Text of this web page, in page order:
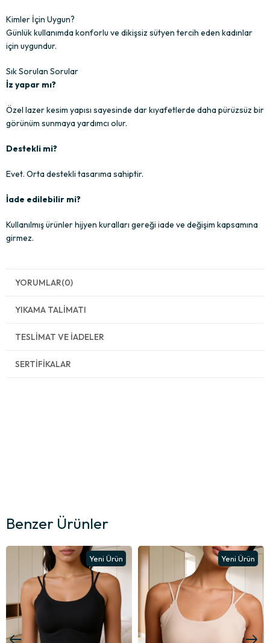
Kimler İçin Uygun?
Günlük kullanımda konforlu ve dikişsiz sütyen tercih eden kadınlar
için uygundur.
Sık Sorulan Sorular
İz yapar mı?
Özel lazer kesim yapısı sayesinde dar kıyafetlerde daha pürüzsüz bir
görünüm sunmaya yardımcı olur.
Destekli mi?
Evet. Orta destekli tasarıma sahiptir.
İade edilebilir mi?
Kullanılmış ürünler hijyen kuralları gereği iade ve değişim kapsamına
girmez.
YORUMLAR(0)
YIKAMA TALIMATI
TESLIMAT VE İADELER
SERTIFIKALAR
Benzer Ürünler
Yeni Ürün Yeni Ürün